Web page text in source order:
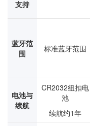
支持
蓝牙范
围
标准蓝牙范围
电池与
续航
CR2032纽扣电
池
续航约1年